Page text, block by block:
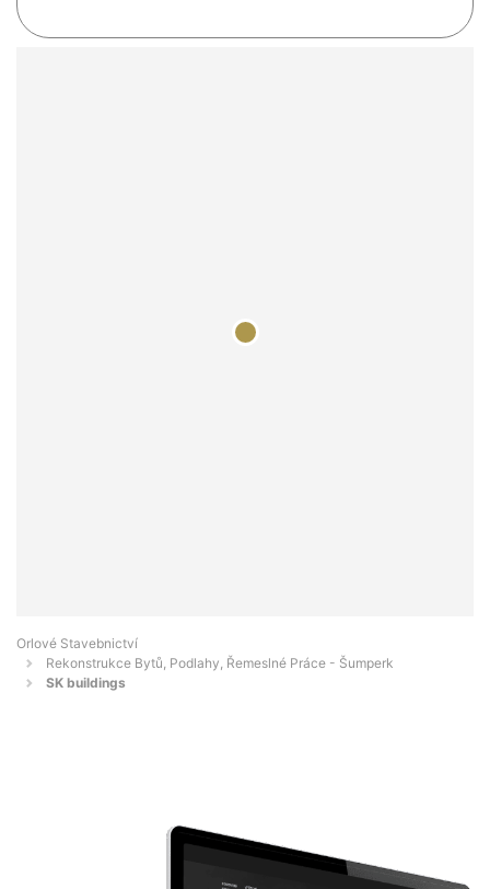
Orlové Stavebnictví
Rekonstrukce Bytů, Podlahy, Řemeslné Práce - Šumperk
SK buildings